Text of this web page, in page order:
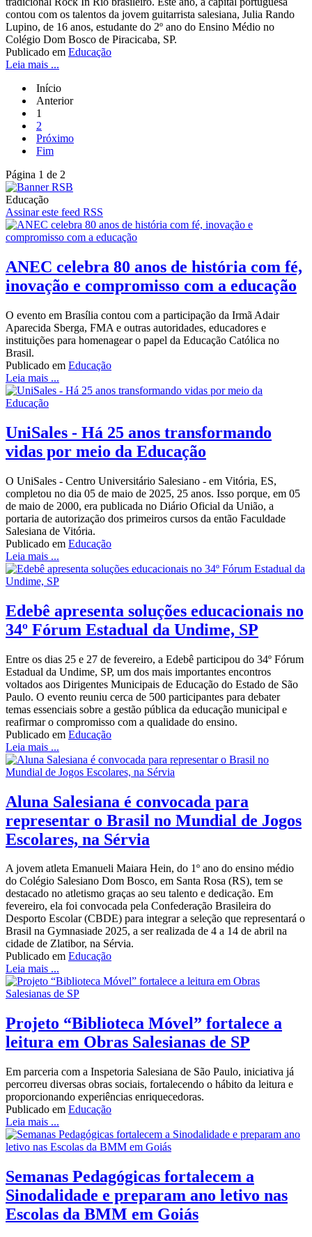
contou com os talentos da jovem guitarrista salesiana, Julia Rando
Lupino, de 16 anos, estudante do 2º ano do Ensino Médio no
Colégio Dom Bosco de Piracicaba, SP.
Publicado em Educação
Leia mais ...
Início
Anterior
1
2
Próximo
Fim
Página 1 de 2
Educação
Assinar este feed RSS
ANEC celebra 80 anos de história com fé,
inovação e compromisso com a educação
O evento em Brasília contou com a participação da Irmã Adair
Aparecida Sberga, FMA e outras autoridades, educadores e
instituições para homenagear o papel da Educação Católica no
Brasil.
Publicado em Educação
Leia mais ...
UniSales - Há 25 anos transformando
vidas por meio da Educação
O UniSales - Centro Universitário Salesiano - em Vitória, ES,
completou no dia 05 de maio de 2025, 25 anos. Isso porque, em 05
de maio de 2000, era publicada no Diário Oficial da União, a
portaria de autorização dos primeiros cursos da então Faculdade
Salesiana de Vitória.
Publicado em Educação
Leia mais ...
Edebê apresenta soluções educacionais no
34º Fórum Estadual da Undime, SP
Entre os dias 25 e 27 de fevereiro, a Edebê participou do 34º Fórum
Estadual da Undime, SP, um dos mais importantes encontros
voltados aos Dirigentes Municipais de Educação do Estado de São
Paulo. O evento reuniu cerca de 500 participantes para debater
temas essenciais sobre a gestão pública da educação municipal e
reafirmar o compromisso com a qualidade do ensino.
Publicado em Educação
Leia mais ...
Aluna Salesiana é convocada para
representar o Brasil no Mundial de Jogos
Escolares, na Sérvia
A jovem atleta Emanueli Maiara Hein, do 1º ano do ensino médio
do Colégio Salesiano Dom Bosco, em Santa Rosa (RS), tem se
destacado no atletismo graças ao seu talento e dedicação. Em
fevereiro, ela foi convocada pela Confederação Brasileira do
Desporto Escolar (CBDE) para integrar a seleção que representará o
Brasil na Gymnasiade 2025, a ser realizada de 4 a 14 de abril na
cidade de Zlatibor, na Sérvia.
Publicado em Educação
Leia mais ...
Projeto “Biblioteca Móvel” fortalece a
leitura em Obras Salesianas de SP
Em parceria com a Inspetoria Salesiana de São Paulo, iniciativa já
percorreu diversas obras sociais, fortalecendo o hábito da leitura e
proporcionando experiências enriquecedoras.
Publicado em Educação
Leia mais ...
Semanas Pedagógicas fortalecem a
Sinodalidade e preparam ano letivo nas
Escolas da BMM em Goiás